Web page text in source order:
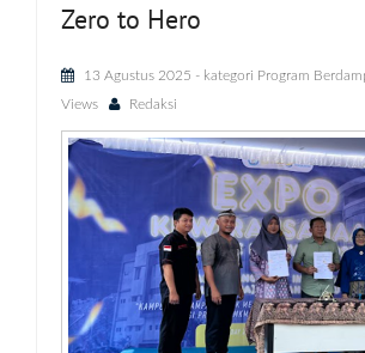
Zero to Hero
13 Agustus 2025 - kategori Program
Views
Redaksi